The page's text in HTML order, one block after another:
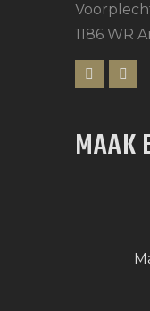
1186 WR
MAAK